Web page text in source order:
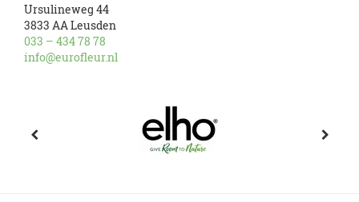
Ursulineweg 44
3833 AA Leusden
033 – 434 78 78
info@eurofleur.nl